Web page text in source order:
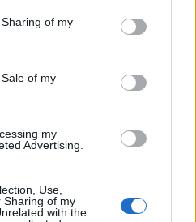
of my
of my
my
Advertising.
Use,
Sharing of my
with the